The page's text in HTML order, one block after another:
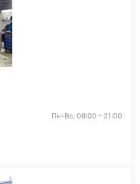
Пн-Вс: 09:00 - 21:00